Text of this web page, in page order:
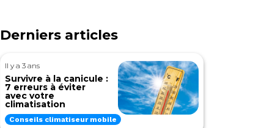
Derniers articles
Il y a 3 ans
Survivre à la canicule :
7 erreurs à éviter
avec votre
climatisation
Conseils climatiseur mobile